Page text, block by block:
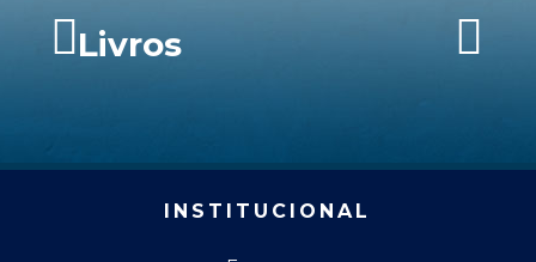
Livros
INSTITUCIONAL